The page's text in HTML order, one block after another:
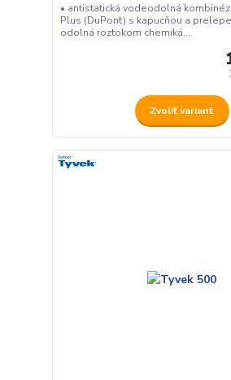
• antistatická vodeodolná
Plus (DuPont) s kapucňou a
odolná roztokom chemiká...
Zvoliť variant